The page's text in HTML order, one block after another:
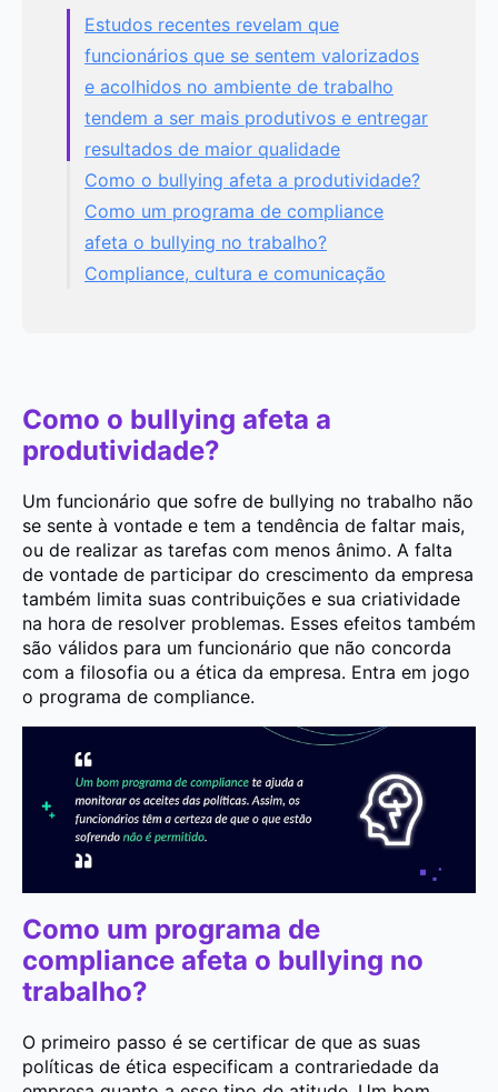
Estudos recentes revelam que
funcionários que se sentem valorizados
e acolhidos no ambiente de trabalho
tendem a ser mais produtivos e entregar
resultados de maior qualidade
Como o bullying afeta a produtividade?
Como um programa de compliance
afeta o bullying no trabalho?
Compliance, cultura e comunicação
Como o bullying afeta a
produtividade?
Um funcionário que sofre de bullying no trabalho não
se sente à vontade e tem a tendência de faltar mais,
ou de realizar as tarefas com menos ânimo. A falta
de vontade de participar do crescimento da empresa
também limita suas contribuições e sua criatividade
na hora de resolver problemas. Esses efeitos também
são válidos para um funcionário que não concorda
com a filosofia ou a ética da empresa. Entra em jogo
o programa de compliance.
Como um programa de
compliance afeta o bullying no
trabalho?
O primeiro passo é se certificar de que as suas
políticas de ética especificam a contrariedade da